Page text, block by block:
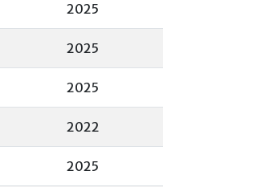
2025
2025
2025
2022
2025